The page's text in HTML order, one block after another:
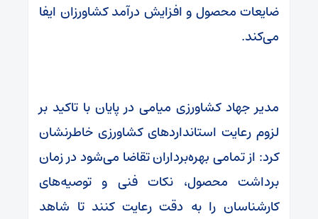
ضایعات محصول و افزایش درآمد کشاورزان ایفا
می‌کند.
مدیر جهاد کشاورزی میامی در پایان با تاکید بر
لزوم رعایت استانداردهای کشاورزی خاطرنشان
کرد: از تمامی بهره‌برداران تقاضا می‌شود در زمان
برداشت محصول، نکات فنی و توصیه‌های
کارشناسان را به دقت رعایت کنند تا شاهد